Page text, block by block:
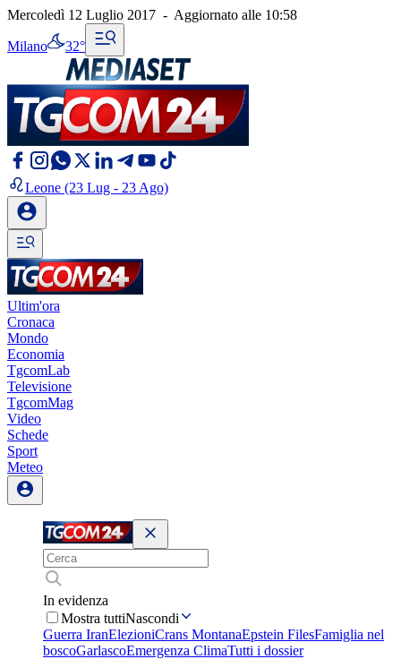
Mercoledì 12 Luglio 2017 - Aggiornato alle 10:58
Milano 32°
Leone (23 Lug - 23 Ago)
Ultim'ora
Cronaca
Mondo
Economia
TgcomLab
Televisione
TgcomMag
Video
Schede
Sport
Meteo
In evidenza
Mostra tuttiNascondi
Guerra IranElezioniCrans MontanaEpstein FilesFamiglia nel
boscoGarlascoEmergenza ClimaTutti i dossier